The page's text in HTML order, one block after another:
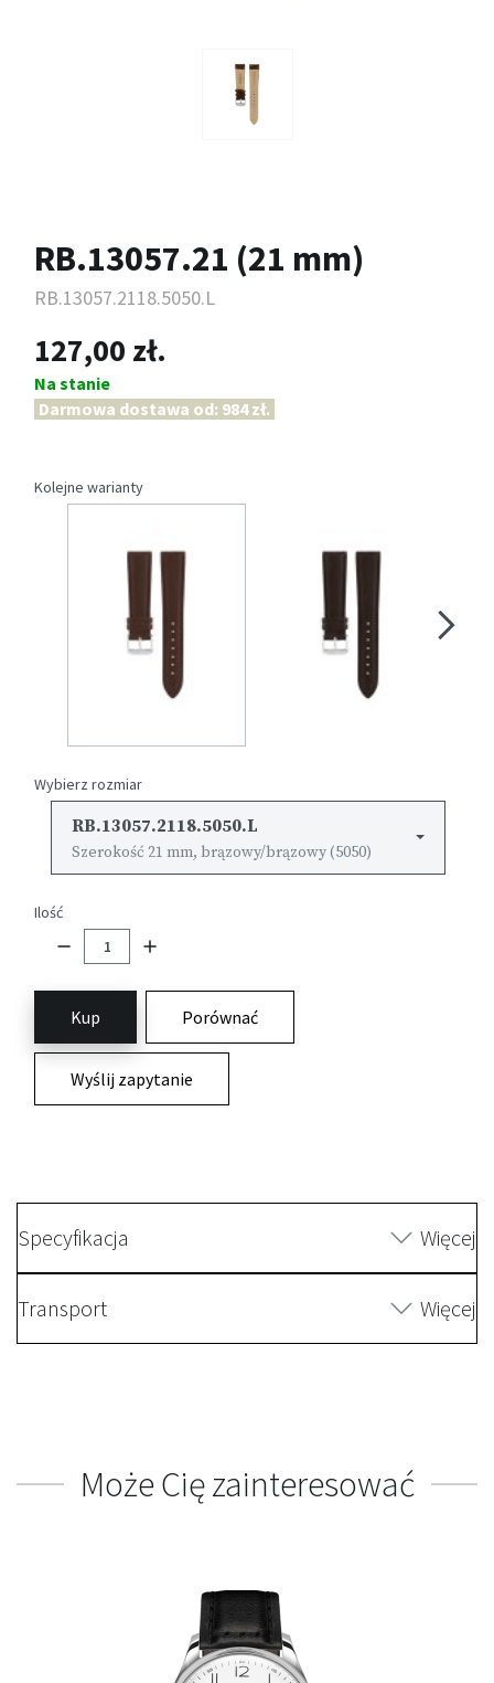
RB.13057.21 (21 mm)
RB.13057.2118.5050.L
127,00 zł.
Na stanie
Darmowa dostawa od: 984 zł.
Kolejne warianty
Wybierz rozmiar
RB.13057.2118.5050.L
Szerokość 21 mm, brązowy/brązowy (5050)
Ilość
Kup Porównać
Wyślij zapytanie
Specyfikacja Więcej
Transport Więcej
Może Cię zainteresować